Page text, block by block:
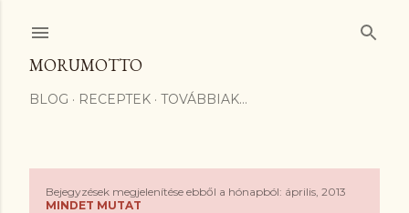
MORUMOTTO
BLOG RECEPTEK TOVÁBBIAK…
Bejegyzések megjelenítése ebből a hónapból: április, 2013
MINDET MUTAT